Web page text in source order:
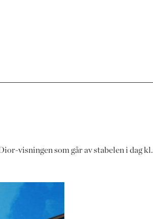
visningen som går av stabelen i dag kl.